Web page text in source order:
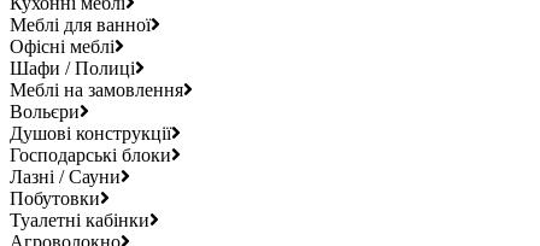
Меблі для ванної
Офісні меблі
Шафи / Полиці
Меблі на замовлення
Вольєри
Душові конструкції
Господарські блоки
Лазні / Сауни
Побутовки
Туалетні кабінки
Агроволокно